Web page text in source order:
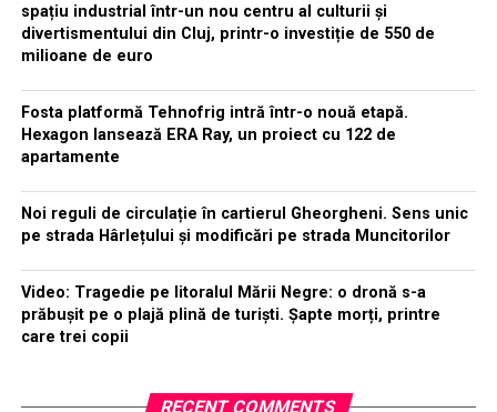
spațiu industrial într-un nou centru al culturii și
divertismentului din Cluj, printr-o investiție de 550 de
milioane de euro
Fosta platformă Tehnofrig intră într-o nouă etapă.
Hexagon lansează ERA Ray, un proiect cu 122 de
apartamente
Noi reguli de circulație în cartierul Gheorgheni. Sens unic
pe strada Hârlețului și modificări pe strada Muncitorilor
Video: Tragedie pe litoralul Mării Negre: o dronă s-a
prăbușit pe o plajă plină de turiști. Șapte morți, printre
care trei copii
RECENT COMMENTS